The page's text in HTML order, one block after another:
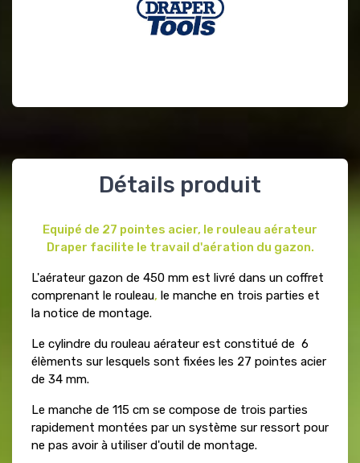
Détails produit
Equipé de 27 pointes acier, le rouleau aérateur
Draper facilite le travail d'aération du gazon.
L'aérateur gazon de 450 mm est livré dans un coffret
comprenant le rouleau, le manche en trois parties et
la notice de montage.
Le cylindre du rouleau aérateur est constitué de 6
élèments sur lesquels sont fixées les 27 pointes acier
de 34 mm.
Le manche de 115 cm se compose de trois parties
rapidement montées par un système sur ressort pour
ne pas avoir à utiliser d'outil de montage.